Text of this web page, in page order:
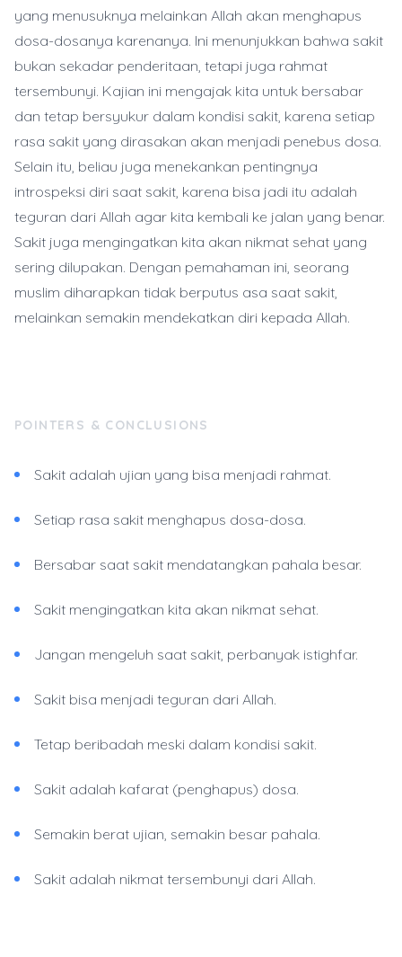
yang menusuknya melainkan Allah akan menghapus
dosa-dosanya karenanya. Ini menunjukkan bahwa sakit
bukan sekadar penderitaan, tetapi juga rahmat
tersembunyi. Kajian ini mengajak kita untuk bersabar
dan tetap bersyukur dalam kondisi sakit, karena setiap
rasa sakit yang dirasakan akan menjadi penebus dosa.
Selain itu, beliau juga menekankan pentingnya
introspeksi diri saat sakit, karena bisa jadi itu adalah
teguran dari Allah agar kita kembali ke jalan yang benar.
Sakit juga mengingatkan kita akan nikmat sehat yang
sering dilupakan. Dengan pemahaman ini, seorang
muslim diharapkan tidak berputus asa saat sakit,
melainkan semakin mendekatkan diri kepada Allah.
POINTERS & CONCLUSIONS
Sakit adalah ujian yang bisa menjadi rahmat.
Setiap rasa sakit menghapus dosa-dosa.
Bersabar saat sakit mendatangkan pahala besar.
Sakit mengingatkan kita akan nikmat sehat.
Jangan mengeluh saat sakit, perbanyak istighfar.
Sakit bisa menjadi teguran dari Allah.
Tetap beribadah meski dalam kondisi sakit.
Sakit adalah kafarat (penghapus) dosa.
Semakin berat ujian, semakin besar pahala.
Sakit adalah nikmat tersembunyi dari Allah.